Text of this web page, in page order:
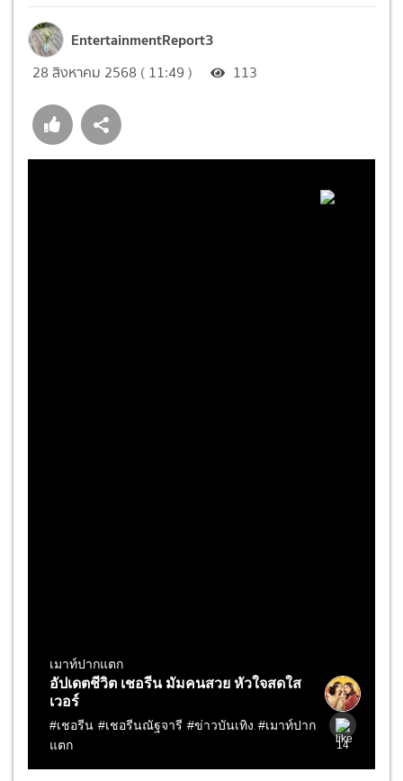
EntertainmentReport3
28 สิงหาคม 2568 ( 11:49 ) 113